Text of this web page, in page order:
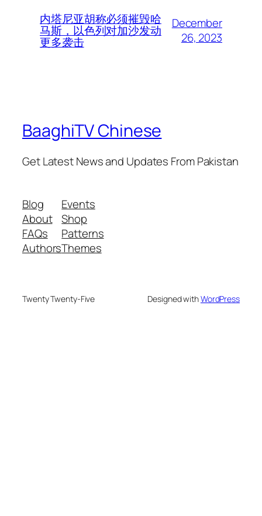
内塔尼亚胡称必须摧毁哈
马斯，以色列对加沙发动
更多袭击
December
26, 2023
BaaghiTV Chinese
Get Latest News and Updates From Pakistan
Blog
About
FAQs
Authors
Events
Shop
Patterns
Themes
Twenty Twenty-Five Designed withWordPress